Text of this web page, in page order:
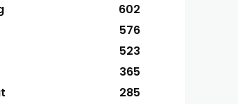
602
576
523
365
285